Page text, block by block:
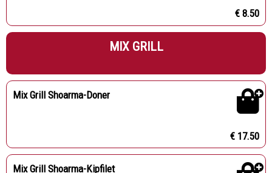
€ 8.50
MIX GRILL
Mix Grill Shoarma-Doner
€ 17.50
Mix Grill Shoarma-Kipfilet